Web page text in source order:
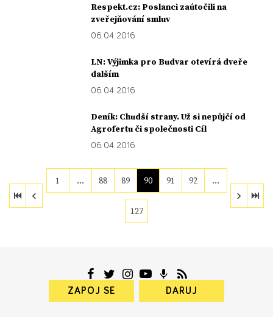
Respekt.cz: Poslanci zaútočili na
zveřejňování smluv
06. 04. 2016
LN: Výjimka pro Budvar otevírá dveře
dalším
06. 04. 2016
Deník: Chudší strany. Už si nepůjčí od
Agrofertu či společnosti Cíl
06. 04. 2016
1 … 88 89 90 91 92 …
127
ZAPOJ SE DARUJ